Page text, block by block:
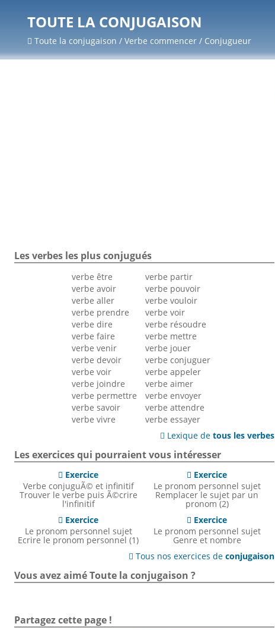
TOUTE LA CONJUGAISON
Toute la conjugaison / Verbe commencer / Conjugueur
Les verbes les plus conjugués
verbe être
verbe avoir
verbe aller
verbe prendre
verbe dire
verbe faire
verbe venir
verbe devoir
verbe voir
verbe joindre
verbe permettre
verbe savoir
verbe vivre
verbe partir
verbe pouvoir
verbe vouloir
verbe voir
verbe résoudre
verbe mettre
verbe jouer
verbe conjuguer
verbe appeler
verbe aimer
verbe envoyer
verbe attendre
verbe essayer
 Lexique detous les verbes
Les exercices qui pourraient vous intéresser
 Exercice
Verbe conjuguÃ© et infinitif
Trouver le verbe puis Ã©crire
l'infinitif
 Exercice
Le pronom personnel sujet
Remplacer le sujet par un
pronom (2)
 Exercice
Le pronom personnel sujet
Ecrire le pronom personnel (1)
 Exercice
Le pronom personnel sujet
Genre et nombre
 Tous nos exercices deconjugaison
Vous avez aimé Toute la conjugaison ?
Partagez cette page !